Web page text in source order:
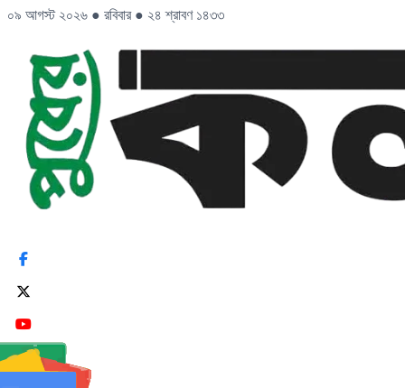
০৯ আগস্ট ২০২৬ ● রবিবার ● ২৪ শ্রাবণ ১৪৩৩